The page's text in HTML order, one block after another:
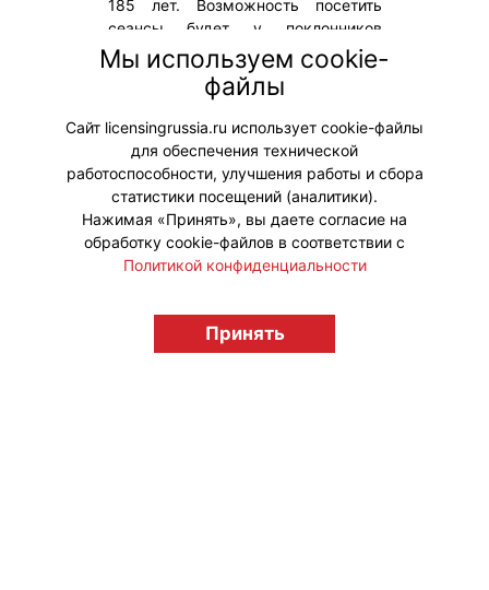
185 лет. Возможность посетить
сеансы будет у поклонников
анимации в Ростовской, Псковской,
Смоленской областях,
Хабаровском крае, Республике
Калмыкия и других регионах.
#ПродвижениеБренда
licensingrussia.ru, 2009-2026 12+
Мы используем cookie-
файлы
Сайт licensingrussia.ru использует cookie-файлы
для обеспечения технической
работоспособности, улучшения работы и сбора
статистики посещений (аналитики).
Нажимая «Принять», вы даете согласие на
обработку cookie-файлов в соответствии с
Политикой конфиденциальности
Принять